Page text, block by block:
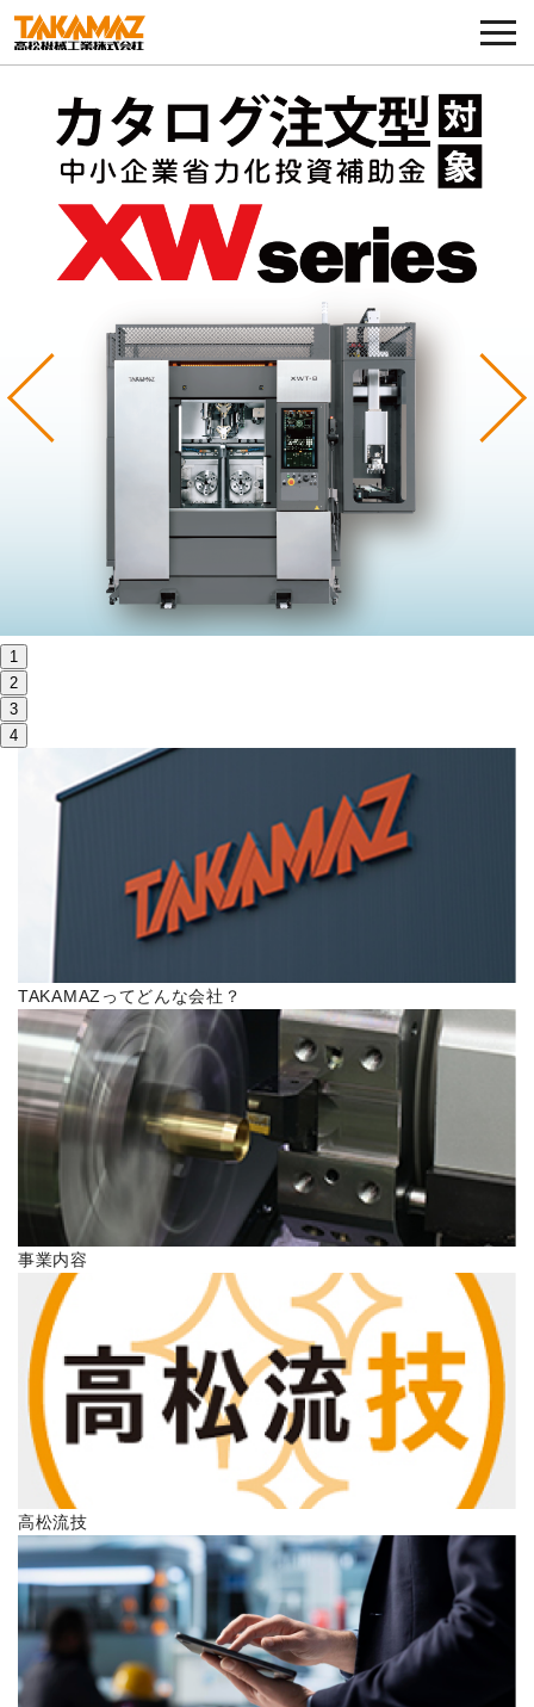
各種お問い合わせ・部品注文
採用に関してはこちらから
企業情報
展示会・イベント
コラム
製品ラインナップ
サステナビリティ
お問い合わせ
高松流技
ご利用に際して
当社のセキュリティへの取り組み
プライバシーポリシー
ENGLISH
Previous
1
2
3
4
TAKAMAZってどんな会社？
事業内容
高松流技